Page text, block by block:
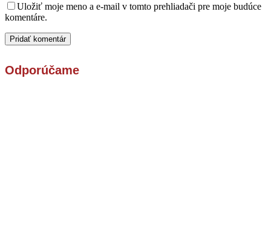
Uložiť moje meno a e-mail v tomto prehliadači pre moje budúce
komentáre.
Odporúčame